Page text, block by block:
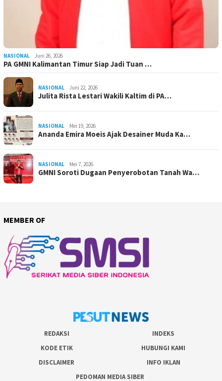
NASIONAL Juni 26, 2026
PA GMNI Kalimantan Timur Siap Jadi Tuan …
NASIONAL Juni 22, 2026
Julita Rista Lestari Wakili Kaltim di PA…
NASIONAL Mei 19, 2026
Ananda Emira Moeis Ajak Desainer Muda Ka…
NASIONAL Mei 7, 2026
GMNI Soroti Dugaan Penyerobotan Tanah Wa…
MEMBER OF
REDAKSI
INDEKS
KODE ETIK
HUBUNGI KAMI
DISCLAIMER
INFO IKLAN
PEDOMAN MEDIA SIBER